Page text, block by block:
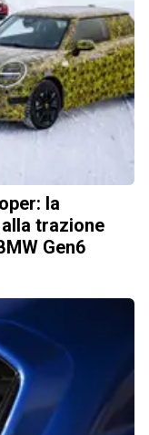
la
trazione
Gen6